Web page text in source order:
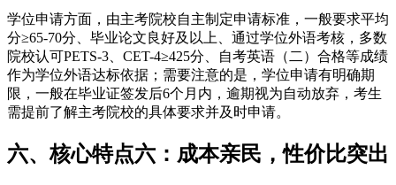
学位申请方面，由主考院校自主制定申请标准，一般要求平均
分≥65-70分、毕业论文良好及以上、通过学位外语考核，多数
院校认可PETS-3、CET-4≥425分、自考英语（二）合格等成绩
作为学位外语达标依据；需要注意的是，学位申请有明确期
限，一般在毕业证签发后6个月内，逾期视为自动放弃，考生
需提前了解主考院校的具体要求并及时申请。
六、核心特点六：成本亲民，性价比突出